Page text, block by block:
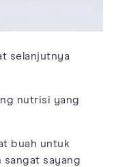
selanjutnya
nutrisi yang
buah untuk
sangat sayang